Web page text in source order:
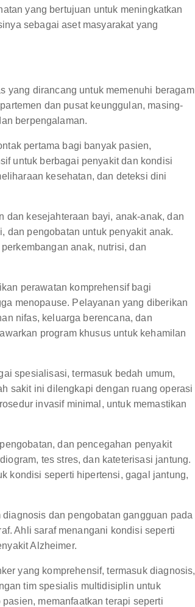
yang bertujuan untuk meningkatkan
sebagai aset masyarakat yang
yang dirancang untuk memenuhi beragam
dan pusat keunggulan, masing-
berpengalaman.
pertama bagi banyak pasien,
untuk berbagai penyakit dan kondisi
kesehatan, dan deteksi dini
dan kesejahteraan bayi, anak-anak, dan
dan pengobatan untuk penyakit anak.
anak, nutrisi, dan
perawatan komprehensif bagi
menopause. Pelayanan yang diberikan
nifas, keluarga berencana, dan
program khusus untuk kehamilan
spesialisasi, termasuk bedah umum,
sakit ini dilengkapi dengan ruang operasi
invasif minimal, untuk memastikan
dan pencegahan penyakit
tes stres, dan kateterisasi jantung.
kondisi seperti hipertensi, gagal jantung,
dan pengobatan gangguan pada
Ahli saraf menangani kondisi seperti
Alzheimer.
yang komprehensif, termasuk diagnosis,
tim spesialis multidisiplin untuk
memanfaatkan terapi seperti